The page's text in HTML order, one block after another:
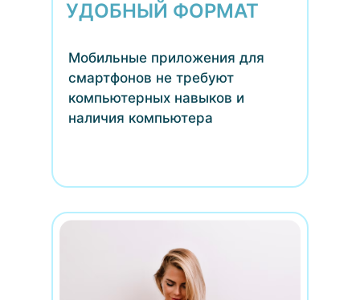
УДОБНЫЙ ФОРМАТ
Мобильные приложения для
смартфонов не требуют
компьютерных навыков и
наличия компьютера